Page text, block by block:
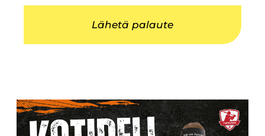
Lähetä palaute